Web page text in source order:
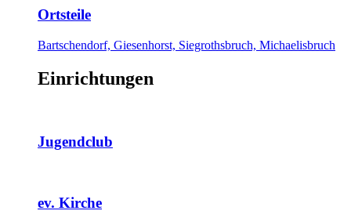
Ortsteile
Bartschendorf, Giesenhorst, Siegrothsbruch, Michaelisbruch
Einrichtungen
Jugendclub
ev. Kirche